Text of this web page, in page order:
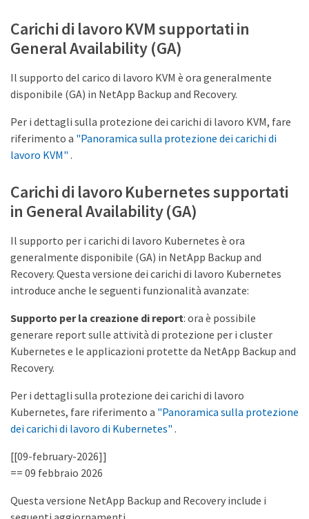
Carichi di lavoro KVM supportati in
General Availability (GA)
Il supporto del carico di lavoro KVM è ora generalmente
disponibile (GA) in NetApp Backup and Recovery.
Per i dettagli sulla protezione dei carichi di lavoro KVM, fare
riferimento a "Panoramica sulla protezione dei carichi di
lavoro KVM" .
Carichi di lavoro Kubernetes supportati
in General Availability (GA)
Il supporto per i carichi di lavoro Kubernetes è ora
generalmente disponibile (GA) in NetApp Backup and
Recovery. Questa versione dei carichi di lavoro Kubernetes
introduce anche le seguenti funzionalità avanzate:
Supporto per la creazione di report: ora è possibile
generare report sulle attività di protezione per i cluster
Kubernetes e le applicazioni protette da NetApp Backup and
Recovery.
Per i dettagli sulla protezione dei carichi di lavoro
Kubernetes, fare riferimento a "Panoramica sulla protezione
dei carichi di lavoro di Kubernetes" .
[[09-february-2026]]
== 09 febbraio 2026
Questa versione NetApp Backup and Recovery include i